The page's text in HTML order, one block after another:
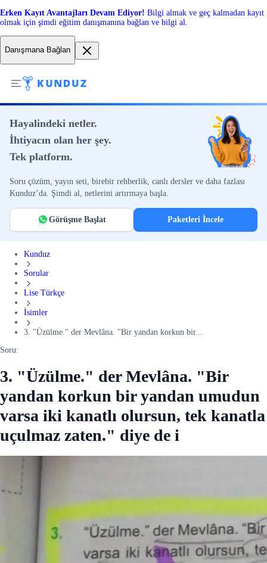
Erken Kayıt Avantajları Devam Ediyor! Bilgi almak ve geç kalmadan kayıt
olmak için şimdi eğitim danışmanına bağlan ve bilgi al.
Danışmana Bağlan
Hayalindeki netler.
İhtiyacın olan her şey.
Tek platform.
Soru çözüm, yayın seti, birebir rehberlik, canlı dersler ve daha fazlası
Kunduz’da. Şimdi al, netlerini artırmaya başla.
Görüşme Başlat Paketleri İncele
Kunduz
Sorular
Lise Türkçe
İsimler
3. "Üzülme." der Mevlâna. "Bir yandan korkun bir...
Soru:
3. "Üzülme." der Mevlâna. "Bir
yandan korkun bir yandan umudun
varsa iki kanatlı olursun, tek kanatla
uçulmaz zaten." diye de i